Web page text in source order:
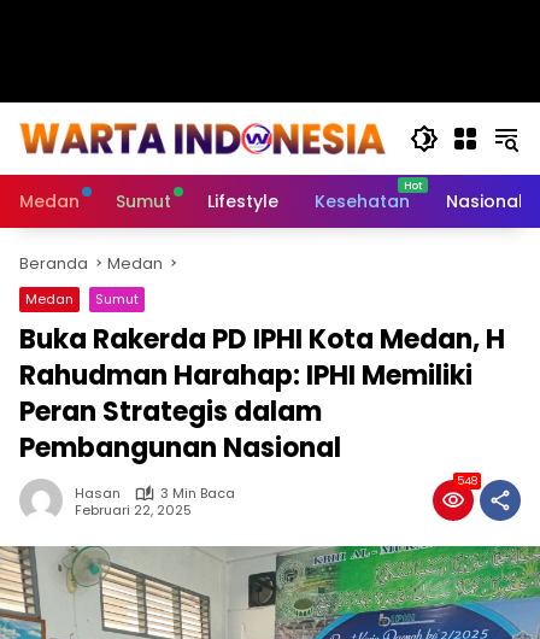
Medan Sumut Lifestyle Kesehatan Nasional
Beranda Medan
Medan Sumut
Buka Rakerda PD IPHI Kota Medan, H
Rahudman Harahap: IPHI Memiliki
Peran Strategis dalam
Pembangunan Nasional
Hasan
3 Min Baca
Februari 22, 2025
548